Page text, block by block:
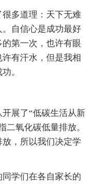
多道理：天下无难
自信心是成功最好
第一次，也许有眼
有汗水，但是我相
。
展了“低碳生活从新
二氧化碳低量排放。
，所以我们决定学
学们在各自家长的